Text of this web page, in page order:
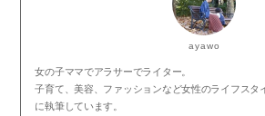
ayawo
女の子ママでアラサーでライター。
子育て、美容、ファッションなど女性のライフスタ
に執筆しています。